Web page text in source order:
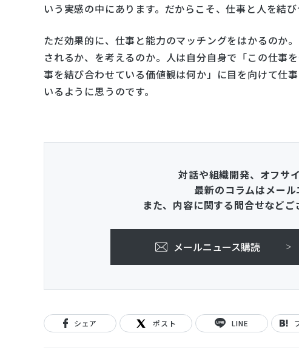
いう実感の中にあります。だからこそ、仕事と人を結
ただ効果的に、仕事と能力のマッチングをはかるのか
されるか、を考えるのか。人は自分自身で「この仕事
事を結び合わせている価値観は何か」に目を向けて仕
いるように思うのです。
対話や組織開発、オフサ
最新のコラムはメール
また、内容に関する問合せなど
メールニュース購読
シェア ポスト LINE